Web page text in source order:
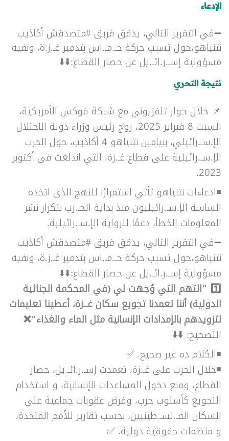
الإدعاء
➖في التقرير التالي، يدقق فريق #متصدقش أكاذيب
نتنياهو،حول تسبب حركة حـ.مـ.اس بتدمير غـ.ز.ة، ونفيه
مسؤولية إسـ.ر.ائـ.يل عن حصار القطاع:
⬇️⬇️
نتيجة التحري
📌 خلال حوار تلفزيوني مع شبكة فوكس الأمريكية،
السبت 8 فبراير 2025، روج رئيس وزراء دولة الاحتلال
الإ.سـ.رائيلي، بنيامين نتنياهو 4 أكاذيب، حول الحرب
الإ.سـ.رائيلية على قطاع غـ.زة، التي اندلعت في أكتوبر
2023.
◾ادعاءات نتنياهو تأتي استمرارًا للنهج الذي اتخذه
الساسة الإ.سـ.رائيليون منذ بداية الحـ.رب بتكرار نشر
المعلومات الخطأ، دعمًا للرواية الإ.سـ.رائيلية.
➖في التقرير التالي، يدقق فريق #متصدقش أكاذيب
نتنياهو،حول تسبب حركة حـ.مـ.اس بتدمير غـ.ز.ة، ونفيه
مسؤولية إسـ.ر.ائـ.يل عن حصار القطاع:
⬇️⬇️
1️⃣ "التهم التي وُجهت لي (في المحكمة الجنائية
الدولية) أننا تعمدنا تجويع سكان غـ.زة، أعطينا تعليمات
لتزويدهم بالإمدادات الإنسانية مثل الماء والغذاء"❌
التصحيح: ⬇️⬇️
◾الكلام ده غير صحيح. ✅
◾خلال الحرب على غـ.زة، تعمدت إسـ.ر.ائـ.يل، حصار
القطاع، ومنع دخول المساعدات الإنسانية، و استخدام
التجويع كأسلوب حرب، وفرض عقوبات جماعية على
السكان الفـ.لسـ.طينيين، بحسب تقارير للأمم المتحدة،
و منظمات حقوقية دولية. ✅